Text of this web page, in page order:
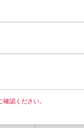
確認ください。